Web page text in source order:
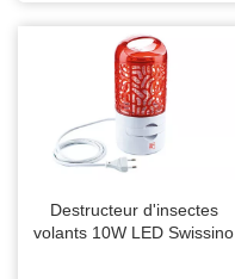
Destructeur d'insectes
volants 10W LED Swissino